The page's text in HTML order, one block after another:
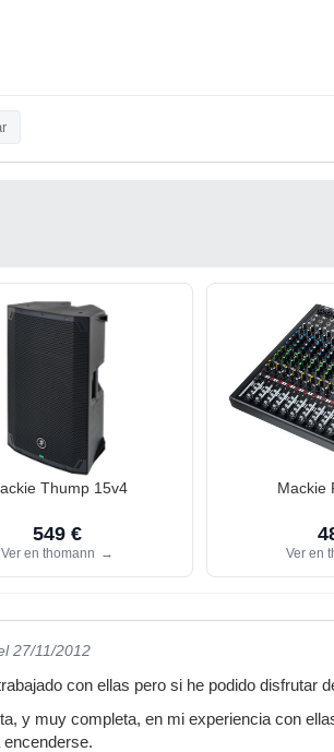
Thump 15v4
549 €
Ver en thomann →
Mackie
Ver en
27/11/2012
con ellas pero si he podido disfrutar
y muy completa, en mi experiencia con
encenderse.